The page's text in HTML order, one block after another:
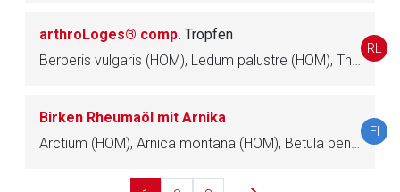
arthroLoges® comp. Tropfen
Berberis vulgaris (HOM), Ledum palustre (HOM), Thuja occidentalis (HOM), Toxicodendron quercifolium (HOM), Colchicum autumnale (HOM), Formica rufa (HOM), Lithium carbonicum (HOM)
RL
Birken Rheumaöl mit Arnika
Arctium (HOM), Arnica montana (HOM), Betula pendula (HOM), Formica rufa (HOM), Sternanisöl, Urtica (HOM)
FI